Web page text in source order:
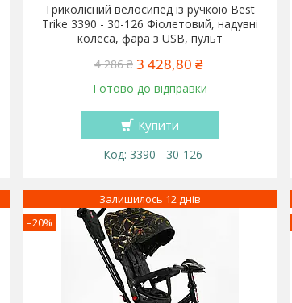
Триколісний велосипед із ручкою Best
Trike 3390 - 30-126 Фіолетовий, надувні
колеса, фара з USB, пульт
4 286 ₴ 3 428,80 ₴
Готово до відправки
Купити
3390 - 30-126
–20%
Залишилось 12 днів